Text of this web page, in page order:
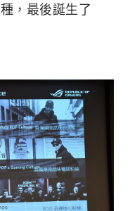
，最後誕生了